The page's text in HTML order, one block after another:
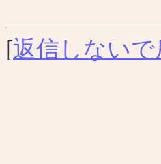
[返信しないで